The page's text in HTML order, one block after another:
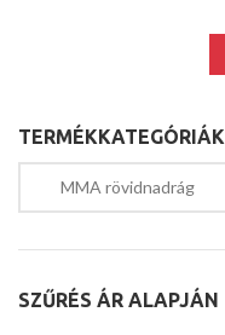
TERMÉKKATEGÓRIÁK
SZŰRÉS ÁR ALAPJÁN